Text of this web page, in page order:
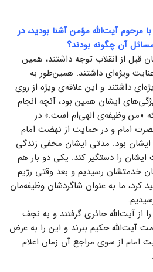
مرحوم آیت‌الله مؤمن آشنا بودید، در
آن چگونه بودند؟
قبل از انقلاب توجه داشتند، همین
ویژه‌‌ای داشتند. همین‌طور به
داشتند و این علاقه‌ی ویژه از روی
ایشان همین بود، آنچه انجام
«من وظیفه‌ی الهی‌ام است.» در
امام و در حمایت از نهضت امام
ایشان بود. مدتی ایشان مخفی زندگی
را دستگیر کند. یکی دو بار هم
خدمتشان رسیدیم و بعد وقتی رژیم
کرد، ما به عنوان شاگردشان وظیفه‌مان
از آیت‌الله حائری گرفتند و به نجف
آیت‌الله حکیم ببرند و این را به عرض
امام از سوی مراجع آن زمان اعلام